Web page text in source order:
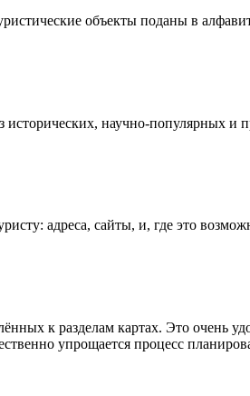
объекты поданы в
научно-популярных и
адреса, сайты, и, где это
к разделам картах. Это очень
упрощается процесс